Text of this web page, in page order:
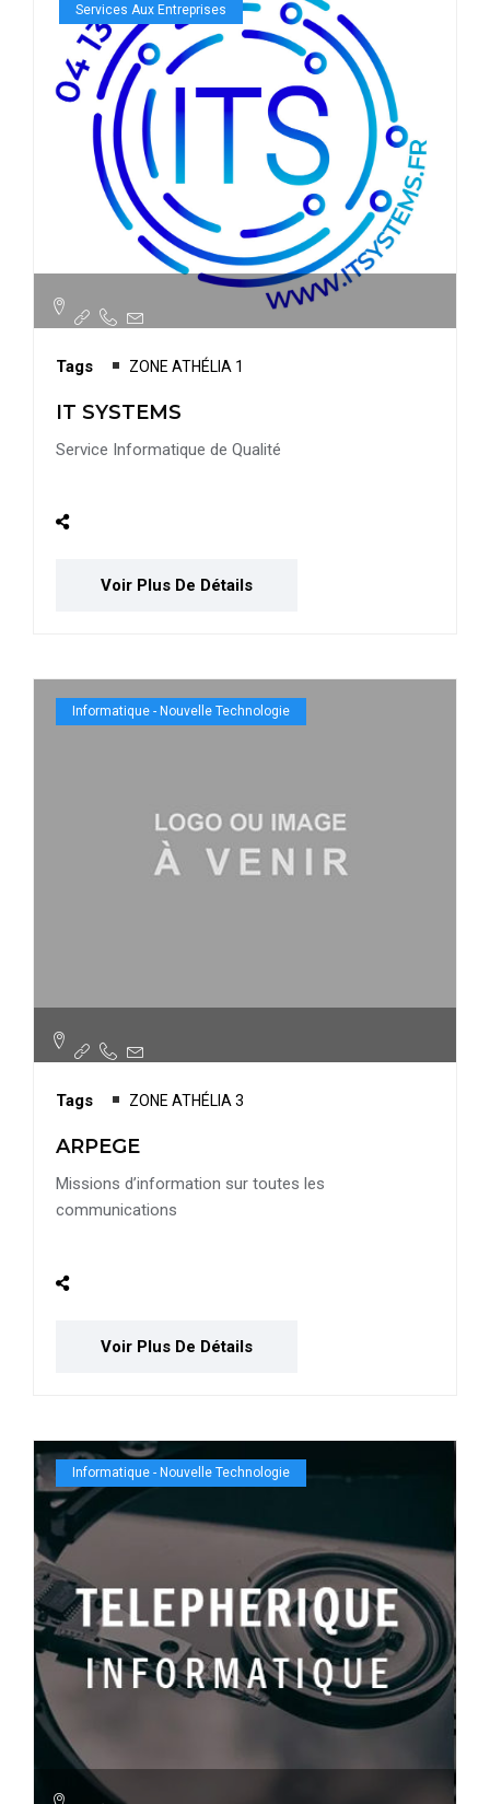
Services Aux Entreprises
Tags ZONE ATHÉLIA 1
IT SYSTEMS
Service Informatique de Qualité
Voir Plus De Détails
Informatique - Nouvelle Technologie
Tags ZONE ATHÉLIA 3
ARPEGE
Missions d’information sur toutes les
communications
Voir Plus De Détails
Informatique - Nouvelle Technologie